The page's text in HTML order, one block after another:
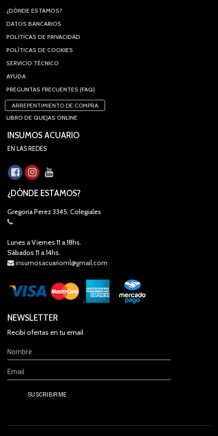
¿DÓNDE ESTAMOS?
DATOS BANCARIOS
POLÍTICAS DE PRIVACIDAD
POLÍTICAS DE COOKIES
SERVICIO TÉCNICO
AYUDA
PREGUNTAS FRECUENTES (FAQ)
ARREPENTIMIENTO DE COMPRA
LIBRO DE QUEJAS ONLINE
INSUMOS ACUARIO
EN LAS REDES
¿DÓNDE ESTAMOS?
Gregoria Perez 3345, Colegiales
Lunes a Viernes 11 a 18hs.
Sábados 11 a 14hs.
insumosacuarioml@gmail.com
NEWSLETTER
Recibí ofertas en tu email